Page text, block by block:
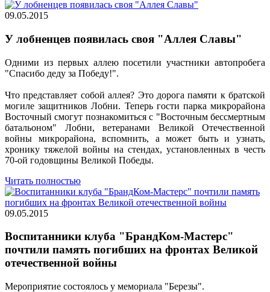
09.05.2015
У лобненцев появилась своя "Аллея Славы"
Одними из первых аллею посетили участники автопробега
"Спасибо деду за Победу!".
Что представляет собой аллея? Это дорога памяти к братской
могиле защитников Лобни. Теперь гости парка микрорайона
Восточный смогут познакомиться с "Восточным бессмертным
батальоном" Лобни, ветеранами Великой Отечественной
войны микрорайона, вспомнить, а может быть и узнать,
хронику тяжелой войны на стендах, установленных в честь
70-ой годовщины Великой Победы.
Читать полностью
09.05.2015
Воспитанники клуба "БрандКом-Мастерс"
почтили память погибших на фронтах Великой
отечественной войны
Мероприятие состоялось у мемориала "Березы".